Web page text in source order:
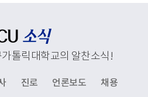
원 모두를 위해 강복했다.이어
티체험관, 기숙사, 박물관 등 효
보며 학생들의 교육과 생활이
인재 양성을 위한 교육시설까
소식
톨릭대학교의 알찬소식 !
진로 언론보도 채용